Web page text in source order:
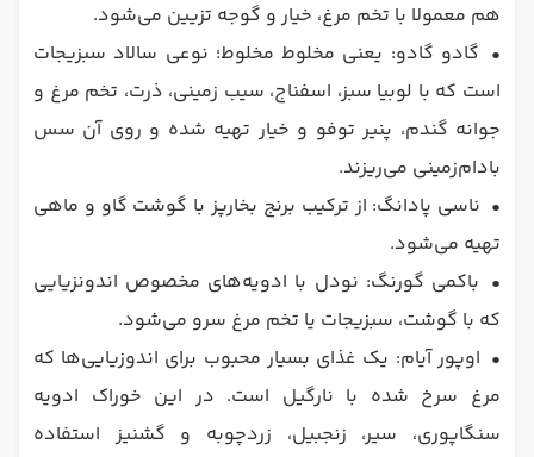
هم معمولا با تخم مرغ، خیار و گوجه تزیین می‌شود.
• گادو گادو: یعنی مخلوط مخلوط؛ نوعی سالاد سبزیجات
است که با لوبیا سبز، اسفناج، سیب زمینی، ذرت، تخم مرغ و
جوانه گندم، پنیر توفو و خیار تهیه شده و روی آن سس
بادام‌زمینی می‌ریزند.
• ناسی پادانگ: از ترکیب برنج بخارپز با گوشت گاو و ماهی
تهیه می‌شود.
• باکمی گورنگ: نودل با ادویه‌های مخصوص اندونزیایی
که با گوشت، سبزیجات یا تخم مرغ سرو می‌شود.
• اوپور آیام: یک غذای بسیار محبوب برای اندوزیایی‌ها که
مرغ سرخ شده با نارگیل است. در این خوراک ادویه
سنگاپوری، سیر، زنجبیل، زردچوبه و گشنیز استفاده